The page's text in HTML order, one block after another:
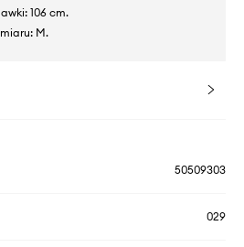
106 cm.
M.
50509303
029